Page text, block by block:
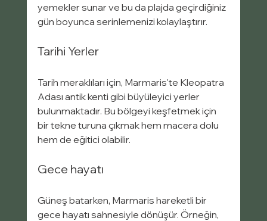
yemekler sunar ve bu da plajda geçirdiğiniz
gün boyunca serinlemenizi kolaylaştırır.
Tarihi Yerler
Tarih meraklıları için, Marmaris'te Kleopatra
Adası antik kenti gibi büyüleyici yerler
bulunmaktadır. Bu bölgeyi keşfetmek için
bir tekne turuna çıkmak hem macera dolu
hem de eğitici olabilir.
Gece hayatı
Güneş batarken, Marmaris hareketli bir
gece hayatı sahnesiyle dönüşür. Örneğin,